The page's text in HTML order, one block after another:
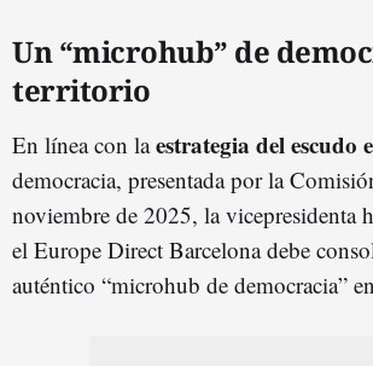
Un “microhub” de
territorio
En línea con laestrategia del escudo
democracia, presentada por la
noviembre de 2025, la vicepresidenta
el Europe Direct Barcelona debe
auténtico “microhub de democracia”